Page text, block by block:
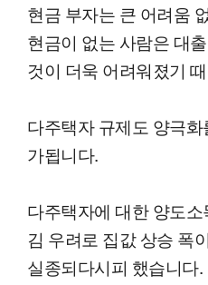
현금 부자는 큰 어려움
현금이 없는 사람은 대
것이 더욱 어려워졌기
다주택자 규제도 양극
가됩니다.
다주택자에 대한 양도
김 우려로 집값 상승 폭
실종되다시피 했습니다.